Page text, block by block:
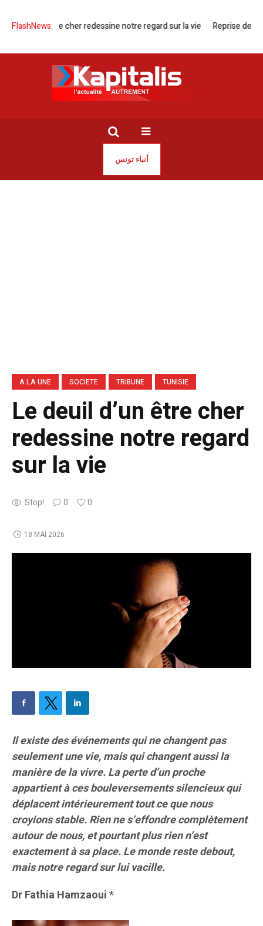
FlashNews:
d’un être cher redessine notre regard sur la vie Reprise de la
أنباء تونس
A LA UNE SOCIETE TRIBUNE TUNISIE
Le deuil d’un être cher
redessine notre regard
sur la vie
Stop! 0 0
18 MAI 2026
Il existe des événements qui ne changent pas
seulement une vie, mais qui changent aussi la
manière de la vivre. La perte d’un proche
appartient à ces bouleversements silencieux qui
déplacent intérieurement tout ce que nous
croyions stable. Rien ne s’effondre complètement
autour de nous, et pourtant plus rien n’est
exactement à sa place. Le monde reste debout,
mais notre regard sur lui vacille.
Dr Fathia Hamzaoui*